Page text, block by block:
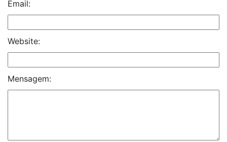
Email:
Website:
Mensagem: